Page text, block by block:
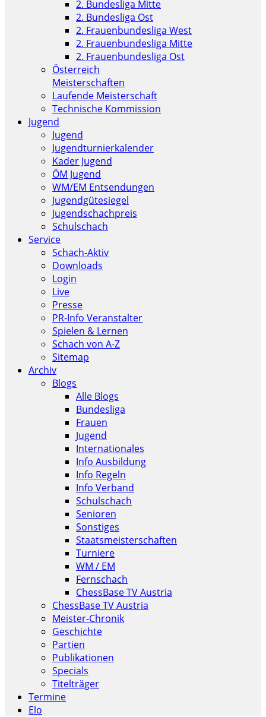
2. Bundesliga Mitte
2. Bundesliga Ost
2. Frauenbundesliga West
2. Frauenbundesliga Mitte
2. Frauenbundesliga Ost
Österreich
Meisterschaften
Laufende Meisterschaft
Technische Kommission
Jugend
Jugend
Jugendturnierkalender
Kader Jugend
ÖM Jugend
WM/EM Entsendungen
Jugendgütesiegel
Jugendschachpreis
Schulschach
Service
Schach-Aktiv
Downloads
Login
Live
Presse
PR-Info Veranstalter
Spielen & Lernen
Schach von A-Z
Sitemap
Archiv
Blogs
Alle Blogs
Bundesliga
Frauen
Jugend
Internationales
Info Ausbildung
Info Regeln
Info Verband
Schulschach
Senioren
Sonstiges
Staatsmeisterschaften
Turniere
WM / EM
Fernschach
ChessBase TV Austria
ChessBase TV Austria
Meister-Chronik
Geschichte
Partien
Publikationen
Specials
Titelträger
Termine
Elo